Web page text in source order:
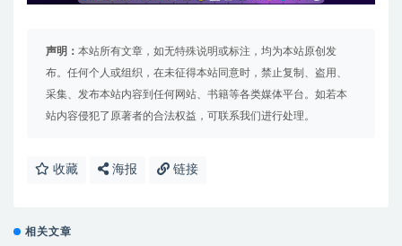
声明： 本站所有文章，如无特殊说明或标注，均为本站原创发
布。任何个人或组织，在未征得本站同意时，禁止复制、盗用、
采集、发布本站内容到任何网站、书籍等各类媒体平台。如若本
站内容侵犯了原著者的合法权益，可联系我们进行处理。
收藏 海报 链接
相关文章